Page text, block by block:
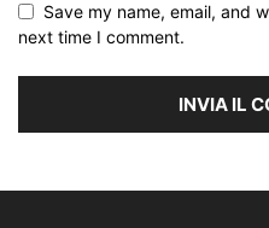
Save my name, email, and
next time I comment.